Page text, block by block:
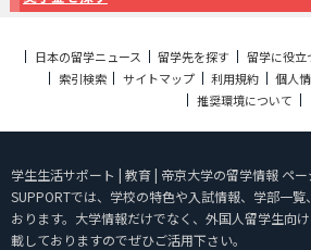
日本の留学ニュース 留学先を探す 留学に役立
索引検索
サイトマップ 利用規約
個人
推奨環境について
学生生活サポート | 教育 | 帝京大学の留学情報 ペー
SUPPORTでは、学校の特色や入試情報、学部一
おります。大学情報だけでなく、外国人留学生向
載しておりますのでぜひご活用下さい。